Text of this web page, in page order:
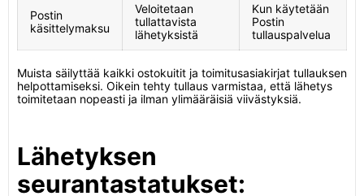
Postin
käsittelymaksu
Veloitetaan
tullattavista
lähetyksistä
Kun käytetään
Postin
tullauspalvelua
Muista säilyttää kaikki ostokuitit ja toimitusasiakirjat tullauksen
helpottamiseksi. Oikein tehty tullaus varmistaa, että lähetys
toimitetaan nopeasti ja ilman ylimääräisiä viivästyksiä.
Lähetyksen
seurantastatukset: